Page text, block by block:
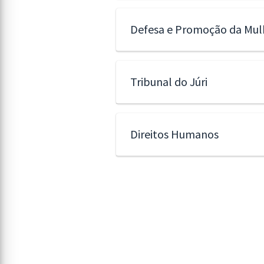
Defesa e Promoção da
Tribunal do Júri
Direitos Humanos